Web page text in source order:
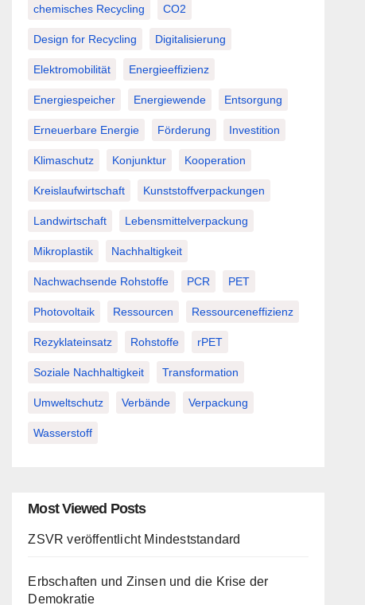
chemisches Recycling CO2
Design for Recycling Digitalisierung
Elektromobilität Energieeffizienz
Energiespeicher Energiewende Entsorgung
Erneuerbare Energie Förderung Investition
Klimaschutz Konjunktur Kooperation
Kreislaufwirtschaft Kunststoffverpackungen
Landwirtschaft Lebensmittelverpackung
Mikroplastik Nachhaltigkeit
Nachwachsende Rohstoffe PCR PET
Photovoltaik Ressourcen Ressourceneffizienz
Rezyklateinsatz Rohstoffe rPET
Soziale Nachhaltigkeit Transformation
Umweltschutz Verbände Verpackung
Wasserstoff
Most Viewed Posts
ZSVR veröffentlicht Mindeststandard
Erbschaften und Zinsen und die Krise der
Demokratie